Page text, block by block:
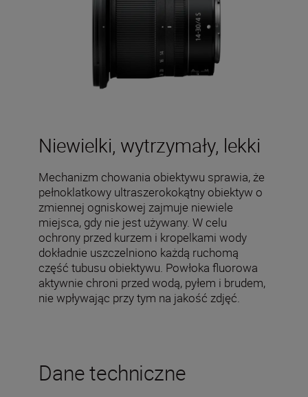
Niewielki, wytrzymały, lekki
Mechanizm chowania obiektywu sprawia, że
pełnoklatkowy ultraszerokokątny obiektyw o
zmiennej ogniskowej zajmuje niewiele
miejsca, gdy nie jest używany. W celu
ochrony przed kurzem i kropelkami wody
dokładnie uszczelniono każdą ruchomą
część tubusu obiektywu. Powłoka fluorowa
aktywnie chroni przed wodą, pyłem i brudem,
nie wpływając przy tym na jakość zdjęć.
Dane techniczne